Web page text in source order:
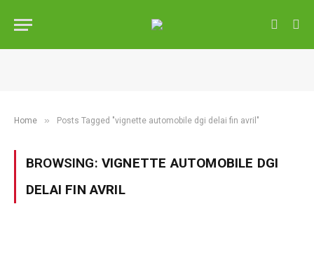
Home » Posts Tagged "vignette automobile dgi delai fin avril"
BROWSING: VIGNETTE AUTOMOBILE DGI
DELAI FIN AVRIL